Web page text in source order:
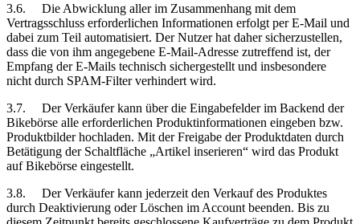
3.6.
Die Abwicklung aller im Zusammenhang mit dem
Vertragsschluss erforderlichen Informationen erfolgt per E-Mail und
dabei zum Teil automatisiert. Der Nutzer hat daher sicherzustellen,
dass die von ihm angegebene E-Mail-Adresse zutreffend ist, der
Empfang der E-Mails technisch sichergestellt und insbesondere
nicht durch SPAM-Filter verhindert wird.
3.7.
Der Verkäufer kann über die Eingabefelder im Backend der
Bikebörse alle erforderlichen Produktinformationen eingeben bzw.
Produktbilder hochladen. Mit der Freigabe der Produktdaten durch
Betätigung der Schaltfläche „Artikel inserieren“ wird das Produkt
auf Bikebörse eingestellt.
3.8.
Der Verkäufer kann jederzeit den Verkauf des Produktes
durch Deaktivierung oder Löschen im Account beenden. Bis zu